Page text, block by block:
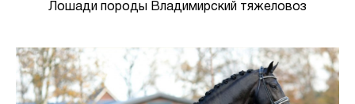
Лошади породы Владимирский тяжеловоз